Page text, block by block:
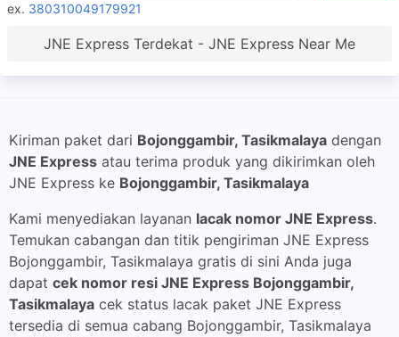
ex. 380310049179921
JNE Express Terdekat - JNE Express Near Me
Kiriman paket dari Bojonggambir, Tasikmalaya dengan
JNE Express atau terima produk yang dikirimkan oleh
JNE Express ke Bojonggambir, Tasikmalaya
Kami menyediakan layanan lacak nomor JNE Express.
Temukan cabangan dan titik pengiriman JNE Express
Bojonggambir, Tasikmalaya gratis di sini Anda juga
dapat cek nomor resi JNE Express Bojonggambir,
Tasikmalaya cek status lacak paket JNE Express
tersedia di semua cabang Bojonggambir, Tasikmalaya